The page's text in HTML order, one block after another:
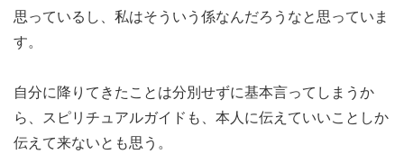
思っているし、私はそういう係なんだろうなと思っていま
す。
自分に降りてきたことは分別せずに基本言ってしまうか
ら、スピリチュアルガイドも、本人に伝えていいことしか
伝えて来ないとも思う。